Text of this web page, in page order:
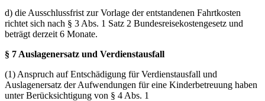
d) die Ausschlussfrist zur Vorlage der entstandenen Fahrtkosten
richtet sich nach § 3 Abs. 1 Satz 2 Bundesreisekostengesetz und
beträgt derzeit 6 Monate.
§ 7 Auslagenersatz und Verdienstausfall
(1) Anspruch auf Entschädigung für Verdienstausfall und
Auslagenersatz der Aufwendungen für eine Kinderbetreuung haben
unter Berücksichtigung von § 4 Abs. 1